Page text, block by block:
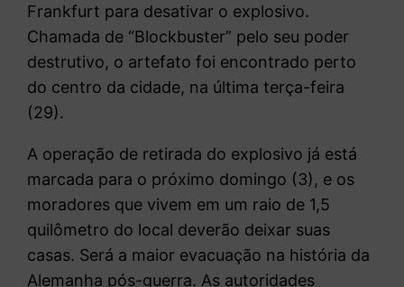
Frankfurt para desativar o explosivo.
Chamada de “Blockbuster” pelo seu poder
destrutivo, o artefato foi encontrado perto
do centro da cidade, na última terça-feira
(29).
A operação de retirada do explosivo já está
marcada para o próximo domingo (3), e os
moradores que vivem em um raio de 1,5
quilômetro do local deverão deixar suas
casas. Será a maior evacuação na história da
Alemanha pós-guerra. As autoridades